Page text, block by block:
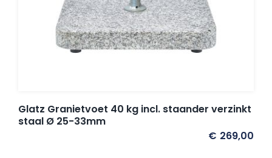
Glatz Granietvoet 40 kg incl. staander verzinkt
staal Ø 25-33mm
€ 269,00